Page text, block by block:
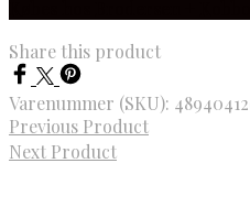
Share this product
Varenummer (SKU):
Previous Product
Next Product